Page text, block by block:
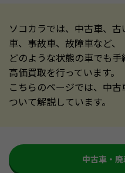
ソコカラでは、中古車、
車、事故車、故障車など、
どのような状態の車でも
高価買取を行っています。
こちらのページでは、中
ついて解説しています。
中古車・